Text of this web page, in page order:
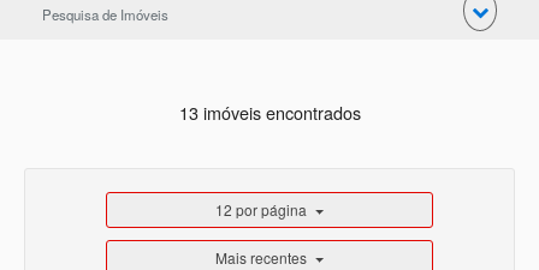
Pesquisa de Imóveis
13 imóveis encontrados
12 por página
Mais recentes